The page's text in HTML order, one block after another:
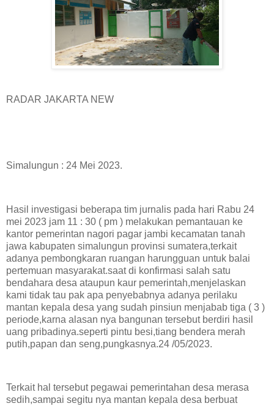
RADAR JAKARTA NEW
Simalungun : 24 Mei 2023.
Hasil investigasi beberapa tim jurnalis pada hari Rabu 24
mei 2023 jam 11 : 30 ( pm ) melakukan pemantauan ke
kantor pemerintan nagori pagar jambi kecamatan tanah
jawa kabupaten simalungun provinsi sumatera,terkait
adanya pembongkaran ruangan harungguan untuk balai
pertemuan masyarakat.saat di konfirmasi salah satu
bendahara desa ataupun kaur pemerintah,menjelaskan
kami tidak tau pak apa penyebabnya adanya perilaku
mantan kepala desa yang sudah pinsiun menjabab tiga ( 3 )
periode,karna alasan nya bangunan tersebut berdiri hasil
uang pribadinya.seperti pintu besi,tiang bendera merah
putih,papan dan seng,pungkasnya.24 /05/2023.
Terkait hal tersebut pegawai pemerintahan desa merasa
sedih,sampai segitu nya mantan kepala desa berbuat